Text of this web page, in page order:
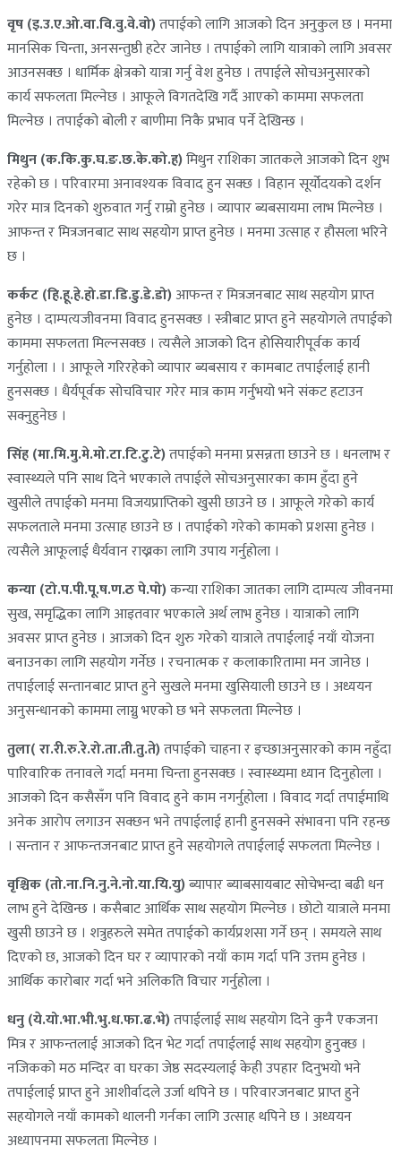
वृष (इ.उ.ए.ओ.वा.वि.वु.वे.वो)तपाईको लागि आजको दिन अनुकुल छ । मनमा
मानसिक चिन्ता, अनसन्तुष्ठी हटेर जानेछ । तपाईको लागि यात्राको लागि अवसर
आउनसक्छ । धार्मिक क्षेत्रको यात्रा गर्नु वेश हुनेछ । तपाईले सोचअनुसारको
कार्य सफलता मिल्नेछ । आफूले विगतदेखि गर्दै आएको काममा सफलता
मिल्नेछ । तपाईको बोली र बाणीमा निकै प्रभाव पर्ने देखिन्छ ।
मिथुन (क.कि.कु.घ.ङ.छ.के.को.ह)मिथुन राशिका जातकले आजको दिन शुभ
रहेको छ । परिवारमा अनावश्यक विवाद हुन सक्छ । विहान सूर्योदयको दर्शन
गरेर मात्र दिनको शुरुवात गर्नु राम्रो हुनेछ । व्यापार ब्यबसायमा लाभ मिल्नेछ ।
आफन्त र मित्रजनबाट साथ सहयोग प्राप्त हुनेछ । मनमा उत्साह र हौसला भरिने
छ ।
कर्कट (हि.हू.हे.हो.डा.डि.डु.डे.डो)आफन्त र मित्रजनबाट साथ सहयोग प्राप्त
हुनेछ । दाम्पत्यजीवनमा विवाद हुनसक्छ । स्त्रीबाट प्राप्त हुने सहयोगले तपाईको
काममा सफलता मिल्नसक्छ । त्यसैले आजको दिन होसियारीपूर्वक कार्य
गर्नुहोला । । आफूले गरिरहेको व्यापार ब्यबसाय र कामबाट तपाईलाई हानी
हुनसक्छ । धैर्यपूर्वक सोचविचार गरेर मात्र काम गर्नुभयो भने संकट हटाउन
सक्नुहुनेछ ।
सिंह (मा.मि.मु.मे.मो.टा.टि.टु.टे)तपाईको मनमा प्रसन्नता छाउने छ । धनलाभ र
स्वास्थ्यले पनि साथ दिने भएकाले तपाईले सोचअनुसारका काम हुँदा हुने
खुसीले तपाईको मनमा विजयप्राप्तिको खुसी छाउने छ । आफूले गरेको कार्य
सफलताले मनमा उत्साह छाउने छ । तपाईको गरेको कामको प्रशसा हुनेछ ।
त्यसैले आफूलाई धैर्यवान राख्नका लागि उपाय गर्नुहोला ।
कन्या (टो.प.पी.पू.ष.ण.ठ पे.पो)कन्या राशिका जातका लागि दाम्पत्य जीवनमा
सुख, समृद्धिका लागि आइतवार भएकाले अर्थ लाभ हुनेछ । यात्राको लागि
अवसर प्राप्त हुनेछ । आजको दिन शुरु गरेको यात्राले तपाईलाई नयाँ योजना
बनाउनका लागि सहयोग गर्नेछ । रचनात्मक र कलाकारितामा मन जानेछ ।
तपाईलाई सन्तानबाट प्राप्त हुने सुखले मनमा खुसियाली छाउने छ । अध्ययन
अनुसन्धानको काममा लाग्नु भएको छ भने सफलता मिल्नेछ ।
तुला( रा.री.रु.रे.रो.ता.ती.तु.ते)तपाईको चाहना र इच्छाअनुसारको काम नहुँदा
पारिवारिक तनावले गर्दा मनमा चिन्ता हुनसक्छ । स्वास्थ्यमा ध्यान दिनुहोला ।
आजको दिन कसैसँग पनि विवाद हुने काम नगर्नुहोला । विवाद गर्दा तपाईमाथि
अनेक आरोप लगाउन सक्छन भने तपाईलाई हानी हुनसक्ने संभावना पनि रहन्छ
। सन्तान र आफन्तजनबाट प्राप्त हुने सहयोगले तपाईलाई सफलता मिल्नेछ ।
वृश्चिक (तो.ना.नि.नु.ने.नो.या.यि.यु)ब्यापार ब्याबसायबाट सोचेभन्दा बढी धन
लाभ हुने देखिन्छ । कसैबाट आर्थिक साथ सहयोग मिल्नेछ । छोटो यात्राले मनमा
खुसी छाउने छ । शत्रुहरुले समेत तपाईको कार्यप्रशसा गर्ने छन् । समयले साथ
दिएको छ, आजको दिन घर र व्यापारको नयाँ काम गर्दा पनि उत्तम हुनेछ ।
आर्थिक कारोबार गर्दा भने अलिकति विचार गर्नुहोला ।
धनु (ये.यो.भा.भी.भु.ध.फा.ढ.भे)तपाईलाई साथ सहयोग दिने कुनै एकजना
मित्र र आफन्तलाई आजको दिन भेट गर्दा तपाईलाई साथ सहयोग हुनुक्छ ।
नजिकको मठ मन्दिर वा घरका जेष्ठ सदस्यलाई केही उपहार दिनुभयो भने
तपाईलाई प्राप्त हुने आशीर्वादले उर्जा थपिने छ । परिवारजनबाट प्राप्त हुने
सहयोगले नयाँ कामको थालनी गर्नका लागि उत्साह थपिने छ । अध्ययन
अध्यापनमा सफलता मिल्नेछ ।